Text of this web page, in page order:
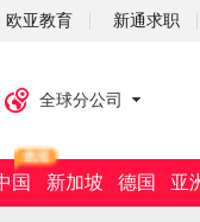
欧亚教育 新通求职
全球分公司
国 新加坡 德国 亚